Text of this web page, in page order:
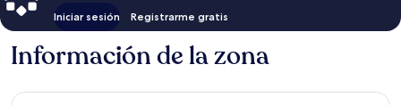
Iniciar sesión Registrarme gratis
Información de la zona